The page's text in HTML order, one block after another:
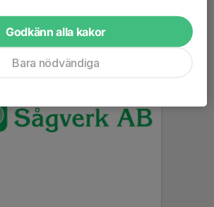
Godkänn alla kakor
Bara nödvändiga